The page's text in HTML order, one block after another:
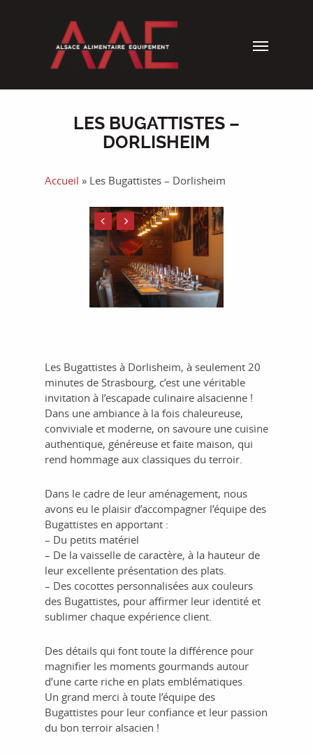
LES BUGATTISTES –
DORLISHEIM
Accueil » Les Bugattistes – Dorlisheim
Les Bugattistes à Dorlisheim, à seulement 20
minutes de Strasbourg, c’est une véritable
invitation à l’escapade culinaire alsacienne !
Dans une ambiance à la fois chaleureuse,
conviviale et moderne, on savoure une cuisine
authentique, généreuse et faite maison, qui
rend hommage aux classiques du terroir.
Dans le cadre de leur aménagement, nous
avons eu le plaisir d’accompagner l’équipe des
Bugattistes en apportant :
– Du petits matériel
– De la vaisselle de caractère, à la hauteur de
leur excellente présentation des plats.
– Des cocottes personnalisées aux couleurs
des Bugattistes, pour affirmer leur identité et
sublimer chaque expérience client.
Des détails qui font toute la différence pour
magnifier les moments gourmands autour
d’une carte riche en plats emblématiques.
Un grand merci à toute l’équipe des
Bugattistes pour leur confiance et leur passion
du bon terroir alsacien !